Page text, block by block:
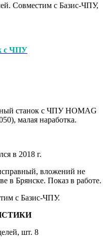
Совместим с Базис-ЧПУ,
с ЧПУ
станок с ЧПУ HOMAG
малая наработка.
в 2018 г.
вложений не
в Брянске. Показ в работе.
с Базис-ЧПУ.
шт. 8